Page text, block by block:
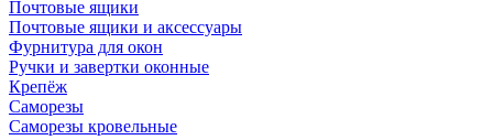
Почтовые ящики
Почтовые ящики и аксессуары
Фурнитура для окон
Ручки и завертки оконные
Крепёж
Саморезы
Саморезы кровельные